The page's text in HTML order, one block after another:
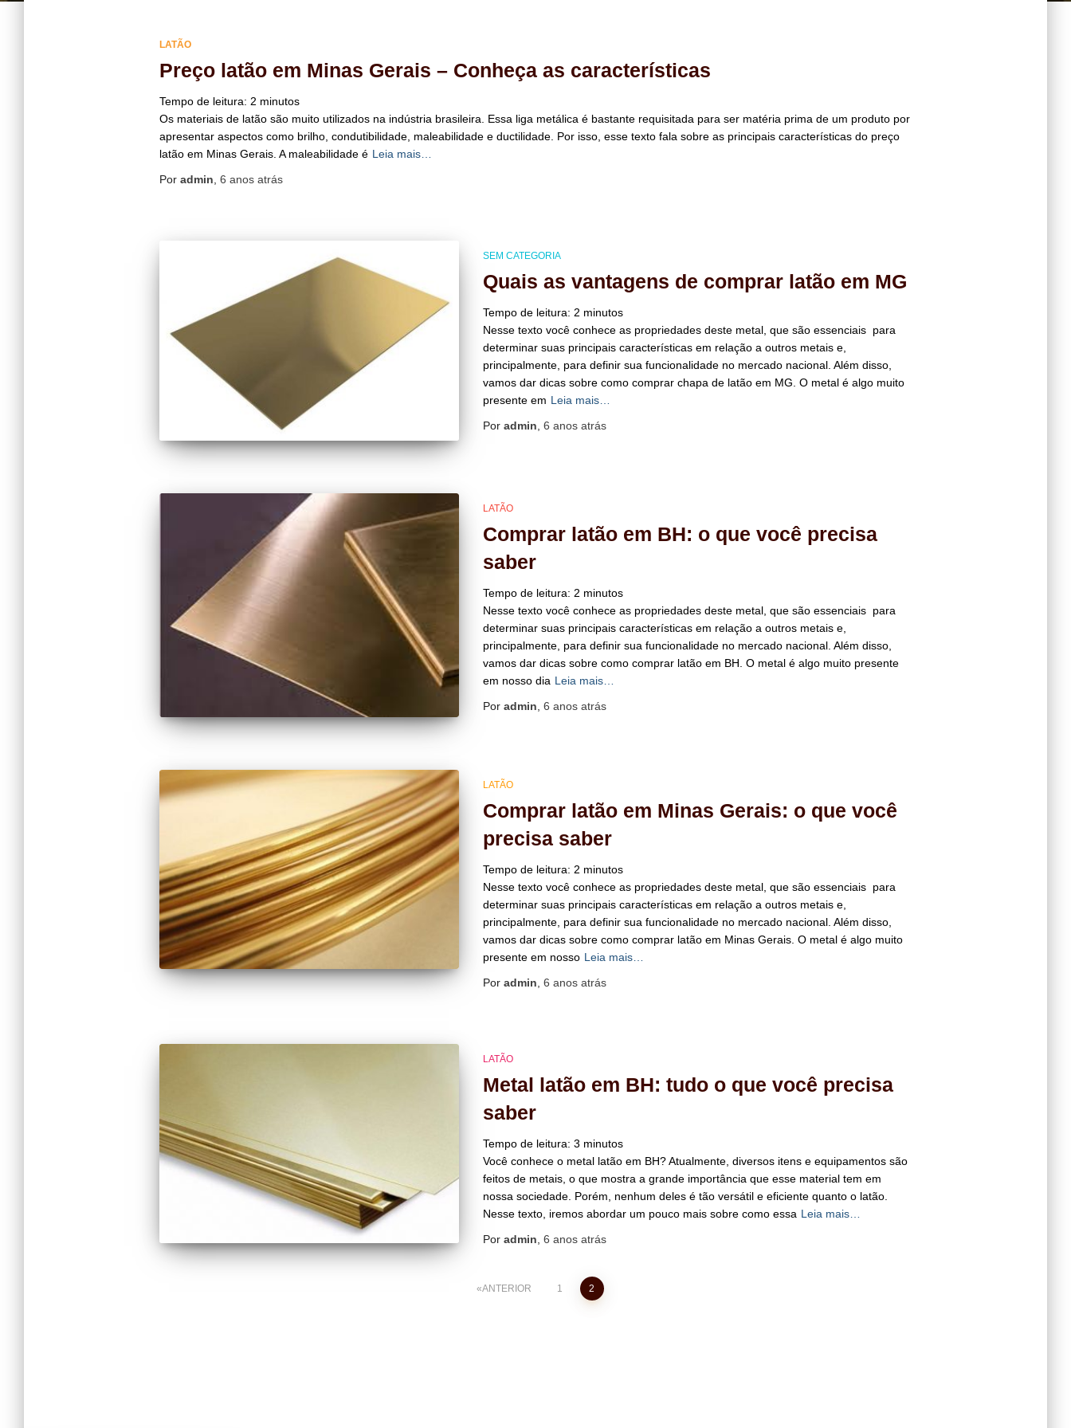
LATÃO
Preço latão em Minas Gerais – Conheça as características
Tempo de leitura: 2 minutos
Os materiais de latão são muito utilizados na indústria brasileira. Essa liga metálica é bastante requisitada para ser matéria prima de um produto por
apresentar aspectos como brilho, condutibilidade, maleabilidade e ductilidade. Por isso, esse texto fala sobre as principais características do preço
latão em Minas Gerais. A maleabilidade é Leia mais…
Por admin 6 anosatrás
SEM CATEGORIA
Quais as vantagens de comprar latão em MG
Tempo de leitura: 2 minutos
Nesse texto você conhece as propriedades deste metal, que são essenciais para
determinar suas principais características em relação a outros metais e,
principalmente, para definir sua funcionalidade no mercado nacional. Além disso,
vamos dar dicas sobre como comprar chapa de latão em MG. O metal é algo muito
presente em Leia mais…
Por admin 6 anosatrás
LATÃO
Comprar latão em BH: o que você precisa
saber
Tempo de leitura: 2 minutos
Nesse texto você conhece as propriedades deste metal, que são essenciais para
determinar suas principais características em relação a outros metais e,
principalmente, para definir sua funcionalidade no mercado nacional. Além disso,
vamos dar dicas sobre como comprar latão em BH. O metal é algo muito presente
em nosso dia Leia mais…
Por admin 6 anosatrás
LATÃO
Comprar latão em Minas Gerais: o que você
precisa saber
Tempo de leitura: 2 minutos
Nesse texto você conhece as propriedades deste metal, que são essenciais para
determinar suas principais características em relação a outros metais e,
principalmente, para definir sua funcionalidade no mercado nacional. Além disso,
vamos dar dicas sobre como comprar latão em Minas Gerais. O metal é algo muito
presente em nosso Leia mais…
Por admin 6 anosatrás
LATÃO
Metal latão em BH: tudo o que você precisa
saber
Tempo de leitura: 3 minutos
Você conhece o metal latão em BH? Atualmente, diversos itens e equipamentos são
feitos de metais, o que mostra a grande importância que esse material tem em
nossa sociedade. Porém, nenhum deles é tão versátil e eficiente quanto o latão.
Nesse texto, iremos abordar um pouco mais sobre como essa Leia mais…
Por admin 6 anosatrás
ANTERIOR 1 2